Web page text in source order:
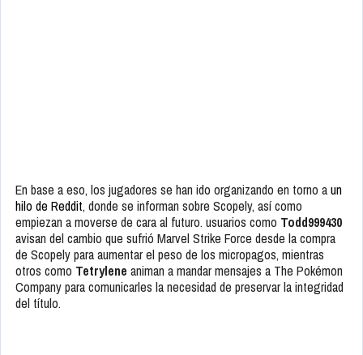
En base a eso, los jugadores se han ido organizando en torno aun
hilo de Reddit, donde se informan sobre Scopely, así como
empiezan a moverse de cara al futuro. usuarios como Todd999430
avisan del cambio que sufrió Marvel Strike Force desde la compra
de Scopely para aumentar el peso de los micropagos, mientras
otros como Tetrylene animan a mandar mensajes a The Pokémon
Company para comunicarles la necesidad de preservar la integridad
del título.